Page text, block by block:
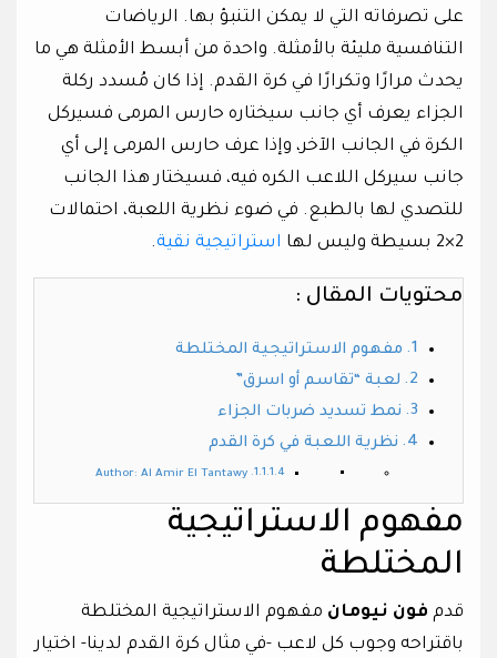
على تصرفاته التي لا يمكن التنبؤ بها. الرياضات
التنافسية مليئة بالأمثلة. واحدة من أبسط الأمثلة هي ما
يحدث مرارًا وتكرارًا في كرة القدم. إذا كان مُسدد ركلة
الجزاء يعرف أي جانب سيختاره حارس المرمى فسيركل
الكرة في الجانب الآخر، وإذا عرف حارس المرمى إلى أي
جانب سيركل اللاعب الكره فيه، فسيختار هذا الجانب
للتصدي لها بالطبع. في ضوء نظرية اللعبة، احتمالات
2×2 بسيطة وليس لها
استراتيجية نقية.
محتويات المقال :
مفهوم الاستراتيجية المختلطة
لعبة “تقاسم أو اسرق”
نمط تسديد ضربات الجزاء
نظرية اللعبة في كرة القدم
Author: Al Amir El Tantawy
مفهوم الاستراتيجية
المختلطة
قدم فون نيومان مفهوم الاستراتيجية المختلطة
باقتراحه وجوب كل لاعب -في مثال كرة القدم لدينا- اختيار